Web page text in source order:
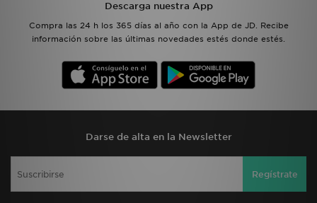
Descarga nuestra App
Compra las 24 h los 365 días al año con la App de JD. Recibe
información sobre las últimas novedades estés donde estés.
Darse de alta en la Newsletter
Regístrate